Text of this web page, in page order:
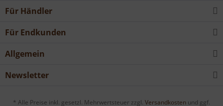
Für Händler
Für Endkunden
Allgemein
Newsletter
* Alle Preise inkl. gesetzl. Mehrwertsteuer zzgl. Versandkosten und ggf.